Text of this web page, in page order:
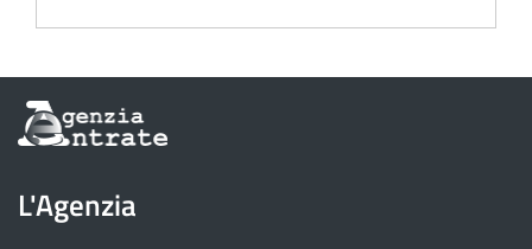
Informazioni
sul
dell'Agenzia
delle
L'Agenzia